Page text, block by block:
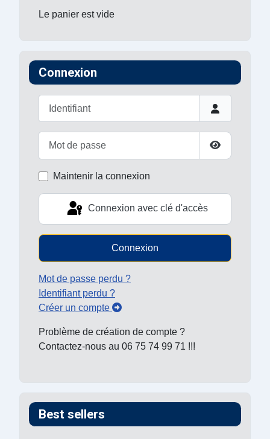
Le panier est vide
Connexion
Afficher le
Maintenir la connexion
Connexion avec clé d'accès
Connexion
Mot de passe perdu ?
Identifiant perdu ?
Créer un compte
Problème de création de compte ?
Contactez-nous au 06 75 74 99 71 !!!
Best sellers